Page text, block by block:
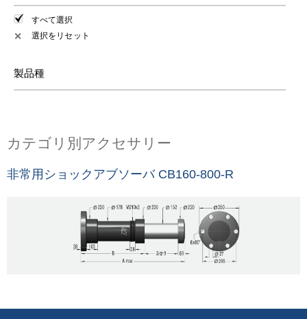
すべて選択
✕ 選択をリセット
製品種
カテゴリ別アクセサリー
非常用ショックアブソーバ CB160-800-R